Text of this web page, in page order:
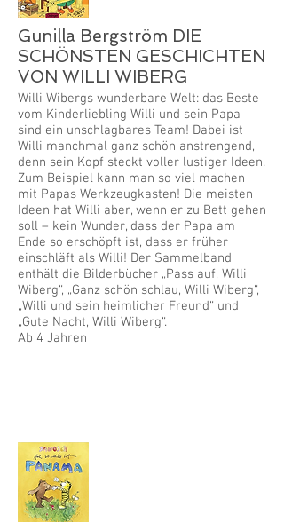
Gunilla Bergström DIE
SCHÖNSTEN GESCHICHTEN
VON WILLI WIBERG
Willi Wibergs wunderbare Welt: das Beste
vom Kinderliebling Willi und sein Papa
sind ein unschlagbares Team! Dabei ist
Willi manchmal ganz schön anstrengend,
denn sein Kopf steckt voller lustiger Ideen.
Zum Beispiel kann man so viel machen
mit Papas Werkzeugkasten! Die meisten
Ideen hat Willi aber, wenn er zu Bett gehen
soll – kein Wunder, dass der Papa am
Ende so erschöpft ist, dass er früher
einschläft als Willi! Der Sammelband
enthält die Bilderbücher „Pass auf, Willi
Wiberg“, „Ganz schön schlau, Willi Wiberg“,
„Willi und sein heimlicher Freund“ und
„Gute Nacht, Willi Wiberg“.
Ab 4 Jahren